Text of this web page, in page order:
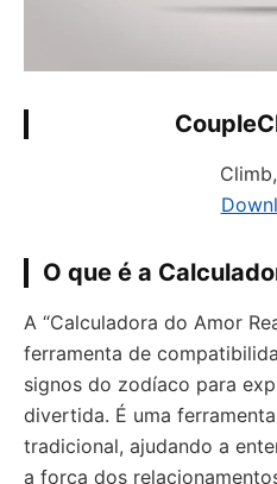
O que é a
A “Calculadora do Amor
ferramenta de
signos do zodíaco para
divertida. É uma
tradicional, ajudando a
a força dos